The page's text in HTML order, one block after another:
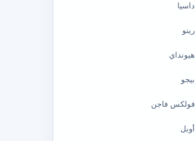
داسيا
رينو
هيونداي
بيجو
فولكس فاجن
أوبل